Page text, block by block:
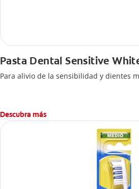
Pasta Dental Sensitive
Para alivio de la sensibilidad y dientes
Descubra más